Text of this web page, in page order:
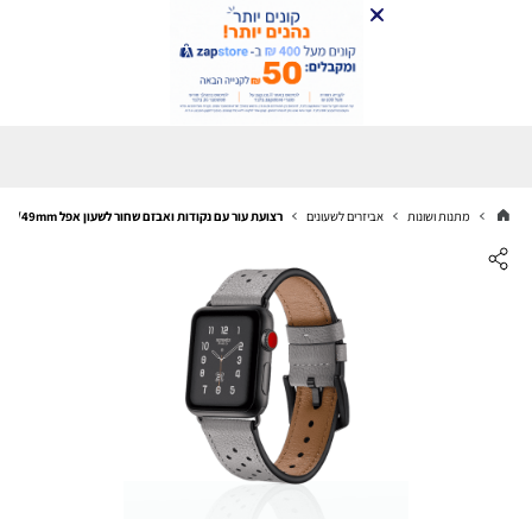
מתנות ושונות אביזרים לשעונים רצועת עור עם נקודות ואבזם שחור לשעון אפל 44/45/46/49mm אפור